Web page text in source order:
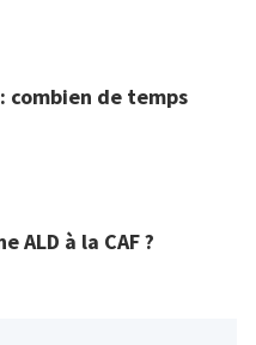
combien de temps
ALD à la CAF ?